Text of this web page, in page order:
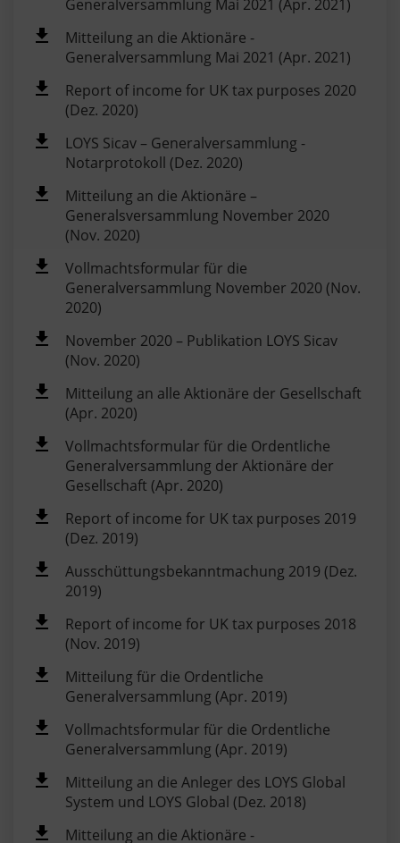
Generalversammlung Mai 2021 (Apr. 2021)
Mitteilung an die Aktionäre -
Generalversammlung Mai 2021 (Apr. 2021)
Report of income for UK tax purposes 2020
(Dez. 2020)
LOYS Sicav – Generalversammlung -
Notarprotokoll (Dez. 2020)
Mitteilung an die Aktionäre –
Generalsversammlung November 2020
(Nov. 2020)
Vollmachtsformular für die
Generalversammlung November 2020 (Nov.
2020)
November 2020 – Publikation LOYS Sicav
(Nov. 2020)
Mitteilung an alle Aktionäre der Gesellschaft
(Apr. 2020)
Vollmachtsformular für die Ordentliche
Generalversammlung der Aktionäre der
Gesellschaft (Apr. 2020)
Report of income for UK tax purposes 2019
(Dez. 2019)
Ausschüttungsbekanntmachung 2019 (Dez.
2019)
Report of income for UK tax purposes 2018
(Nov. 2019)
Mitteilung für die Ordentliche
Generalversammlung (Apr. 2019)
Vollmachtsformular für die Ordentliche
Generalversammlung (Apr. 2019)
Mitteilung an die Anleger des LOYS Global
System und LOYS Global (Dez. 2018)
Mitteilung an die Aktionäre -